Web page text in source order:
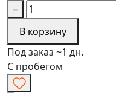
−
В корзину
Под заказ ~1 дн.
С пробегом